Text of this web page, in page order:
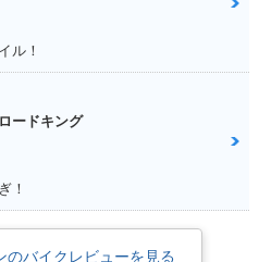
ル！
ードキング
！
のバイクレビューを見る